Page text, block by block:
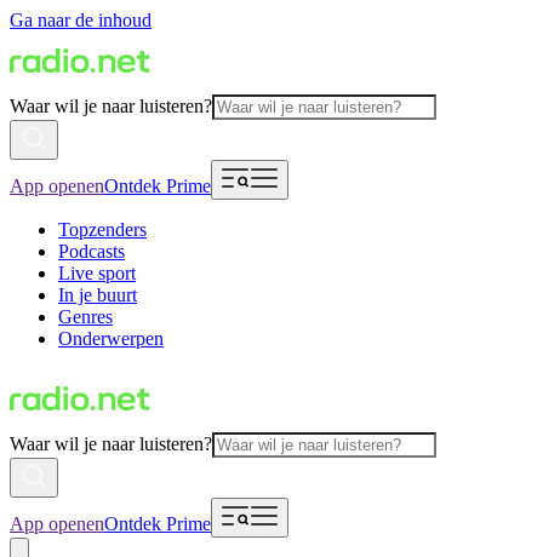
Ga naar de inhoud
Waar wil je naar luisteren?
App openenOntdek Prime
Topzenders
Podcasts
Live sport
In je buurt
Genres
Onderwerpen
Waar wil je naar luisteren?
App openenOntdek Prime